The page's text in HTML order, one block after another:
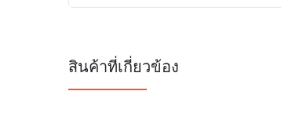
สินค้าที่เกี่ยวข้อง